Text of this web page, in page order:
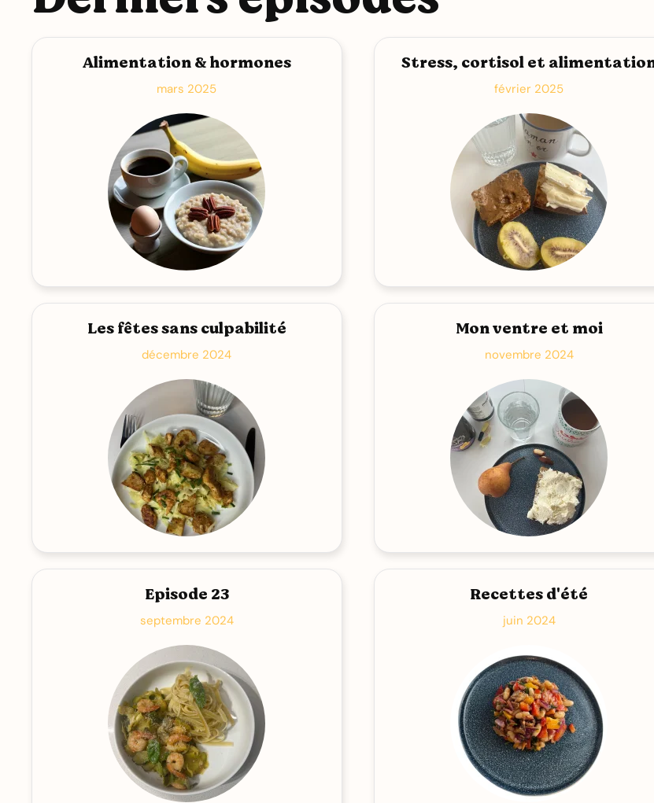
Alimentation & hormones
mars 2025
Stress, cortisol et
février 2025
Les fêtes sans culpabilité
décembre 2024
Mon ventre et moi
novembre 2024
Episode 23
septembre 2024
Recettes d'été
juin 2024